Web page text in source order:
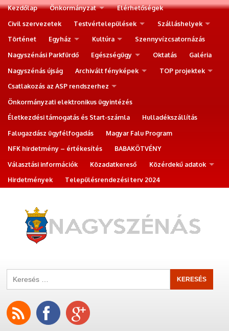
Kezdőlap Önkormányzat
Elérhetőségek
Civil szervezetek
Testvértelepülések
Szálláshelyek
Történet
Egyház Kultúra
Szennyvízcsatornázás
Nagyszénási Parkfürdő
Egészségügy Oktatás
Galéria
Nagyszénás újság
Archivált fényképek
TOP projektek
Csatlakozás az ASP rendszerhez
Önkormányzati elektronikus ügyintézés
Életkezdési támogatás és Start-számla
Hulladékszállítás
Falugazdász ügyfélfogadás
Magyar Falu Program
NFK hirdetmény – értékesítés
BABAKÖTVÉNY
Választási információk
Közadatkereső
Közérdekű adatok
Hirdetmények
Településrendezési terv 2024